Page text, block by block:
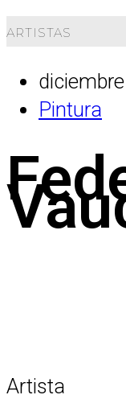
ARTISTAS
Pintura
Artista